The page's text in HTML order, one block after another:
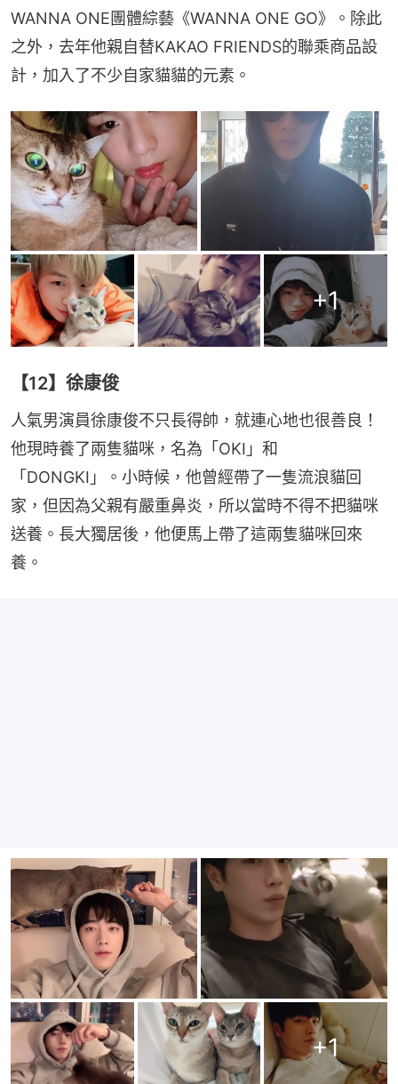
WANNA ONE團體綜藝《WANNA ONE GO》。除此
之外，去年他親自替KAKAO FRIENDS的聯乘商品設
計，加入了不少自家貓貓的元素。
+1
【12】徐康俊
人氣男演員徐康俊不只長得帥，就連心地也很善良！
他現時養了兩隻貓咪，名為「OKI」和
「DONGKI」。小時候，他曾經帶了一隻流浪貓回
家，但因為父親有嚴重鼻炎，所以當時不得不把貓咪
送養。長大獨居後，他便馬上帶了這兩隻貓咪回來
養。
+1